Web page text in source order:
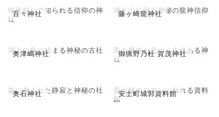
百々神社
喘息封じで知られる信仰の神
社
藤ヶ崎龍神社
湖と山に宿る神秘の龍神信仰
奥津嶋神社
湖上の島に鎮まる神秘の古社 御猟野乃杜 賀茂神社
馬と歴史が息づく由緒ある神
社
奥石神社
森に包まれた静寂と神秘の社 安土町城郭資料館
安土城のロマンに触れる資料
館